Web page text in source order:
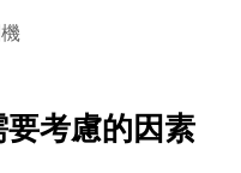
考慮的因素